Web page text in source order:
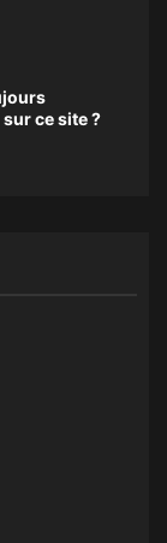
ce site ?